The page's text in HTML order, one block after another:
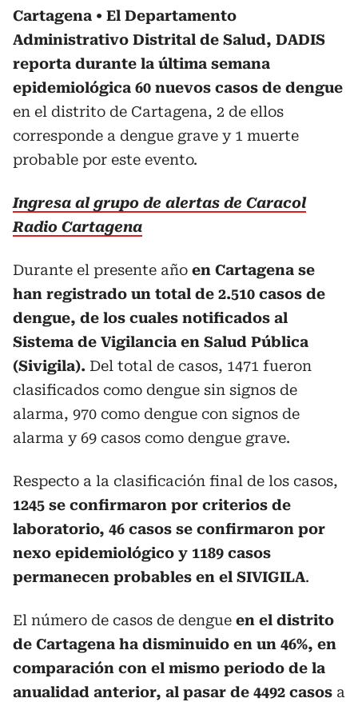
Cartagena
El Departamento
Administrativo Distrital de Salud, DADIS
reporta durante la última semana
epidemiológica 60 nuevos casos de dengue
en el distrito de Cartagena, 2 de ellos
corresponde a dengue grave y 1 muerte
probable por este evento.
Ingresa al grupo de alertas de Caracol
Radio Cartagena
Durante el presente año en Cartagena se
han registrado un total de 2.510 casos de
dengue, de los cuales notificados al
Sistema de Vigilancia en Salud Pública
(Sivigila). Del total de casos, 1471 fueron
clasificados como dengue sin signos de
alarma, 970 como dengue con signos de
alarma y 69 casos como dengue grave.
Respecto a la clasificación final de los casos,
1245 se confirmaron por criterios de
laboratorio, 46 casos se confirmaron por
nexo epidemiológico y 1189 casos
permanecen probables en el SIVIGILA.
El número de casos de dengue en el distrito
de Cartagena ha disminuido en un 46%, en
comparación con el mismo periodo de la
anualidad anterior, al pasar de 4492 casos a